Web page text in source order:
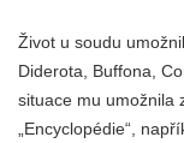
Život u soudu
Diderota, Buffona,
situace mu umožnila
„Encyclopédie“,